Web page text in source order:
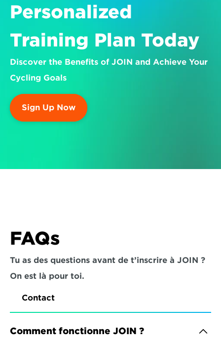
Personalized
Training Plan Today
Discover the Benefits of JOIN and Achieve Your
Cycling Goals
Sign Up Now
FAQs
Tu as des questions avant de t’inscrire à JOIN ?
On est là pour toi.
Contact
Comment fonctionne JOIN ?